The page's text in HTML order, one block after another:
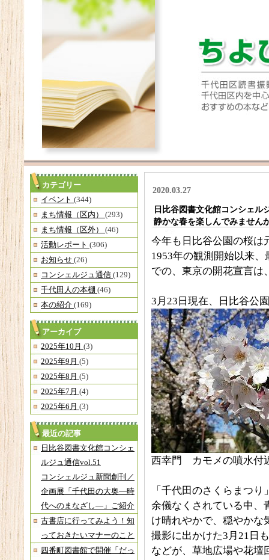
カテゴリー
イベント (344)
まち情報（区内） (293)
まち情報（区外） (46)
活動レポート (306)
お知らせ (26)
コンシェルジュ通信 (129)
千代田人の本棚 (46)
本の紹介 (169)
アーカイブ
2025年10月 (3)
2025年9月 (5)
2025年8月 (5)
2025年7月 (4)
2025年6月 (3)
最近の記事
日比谷図書文化館コンシェ
ルジュ通信vol.51
コンシェルジュ新聞創刊／
企画展「千代田の大奥―時
代へのまなざし―」ご紹介
古書店に行ってみよう！知
っておきたいマナーのこと
四番町図書館で開催「だっ
2020.03.27
日比谷図書文化館コンシェル
静かな春を楽しんでみません
今年も日比谷公園の桜は
1953年の観測開始以来
での、東京の開花宣言は
3月23日現在、日比谷公
西幸門 カモメの噴水付
「千代田のさくらまつ
余儀なくされている中、
け晴れやかで、穏やかな
撮影に出かけた3月21日
などが、草地広場や花壇